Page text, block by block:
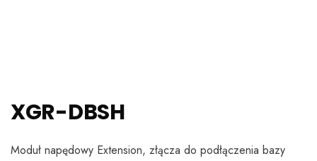
XGR-DBSH
Moduł napędowy Extension, złącza do podłączenia bazy